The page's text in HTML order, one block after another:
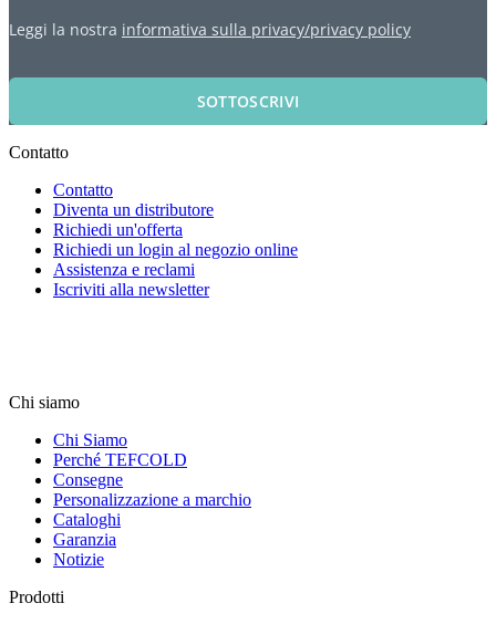
Leggi la nostra informativa sulla privacy/privacy policy
SOTTOSCRIVI
Contatto
Contatto
Diventa un distributore
Richiedi un'offerta
Richiedi un login al negozio online
Assistenza e reclami
Iscriviti alla newsletter
Chi siamo
Chi Siamo
Perché TEFCOLD
Consegne
Personalizzazione a marchio
Cataloghi
Garanzia
Notizie
Prodotti